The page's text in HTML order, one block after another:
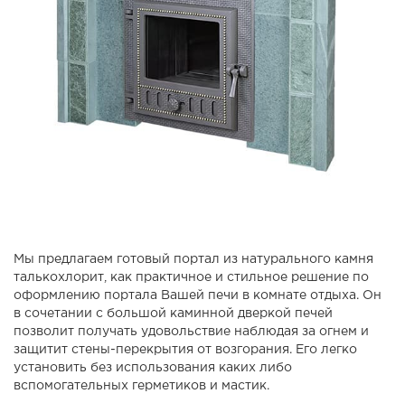
Мы предлагаем готовый портал из натурального камня
талькохлорит, как практичное и стильное решение по
оформлению портала Вашей печи в комнате отдыха. Он
в сочетании с большой каминной дверкой печей
позволит получать удовольствие наблюдая за огнем и
защитит стены-перекрытия от возгорания. Его легко
установить без использования каких либо
вспомогательных герметиков и мастик.